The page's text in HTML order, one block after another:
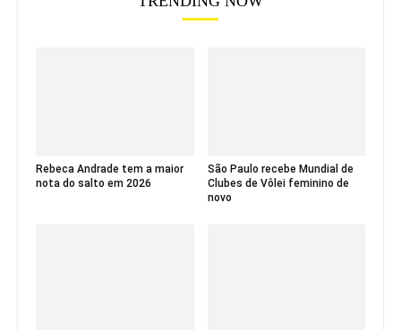
Rebeca Andrade tem a maior
nota do salto em 2026
São Paulo recebe Mundial de
Clubes de Vôlei feminino de
novo